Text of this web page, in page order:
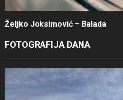
Željko Joksimović – Balada
FOTOGRAFIJA DANA